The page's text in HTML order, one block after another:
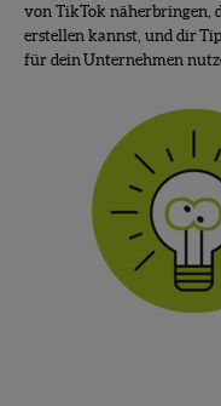
von TikTok näherbringen,
erstellen kannst, und dir
für dein Unternehmen